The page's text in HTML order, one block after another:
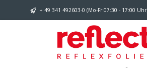
Zum Hauptinhalt springen
+ 49 341 492603-0 (Mo-Fr 07:30 - 17:00